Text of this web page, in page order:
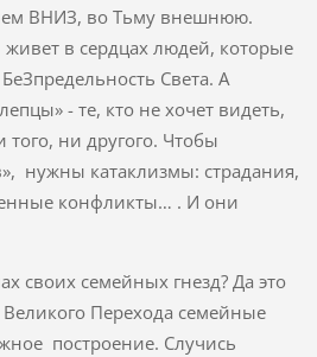
ВНИЗ, во Тьму внешнюю.
в сердцах людей, которые
Света. А
- те, кто не хочет видеть,
того, ни другого. Чтобы
нужны катаклизмы: страдания,
конфликты… . И они
своих семейных гнезд? Да это
Перехода семейные
построение. Случись